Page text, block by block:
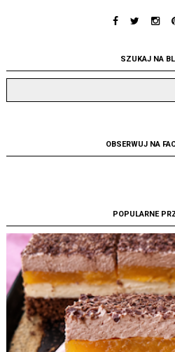
SZUKAJ NA
OBSERWUJ NA
POPULARNE